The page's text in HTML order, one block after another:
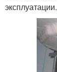
эксплуатации.